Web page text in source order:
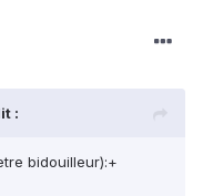
:
bidouilleur):+